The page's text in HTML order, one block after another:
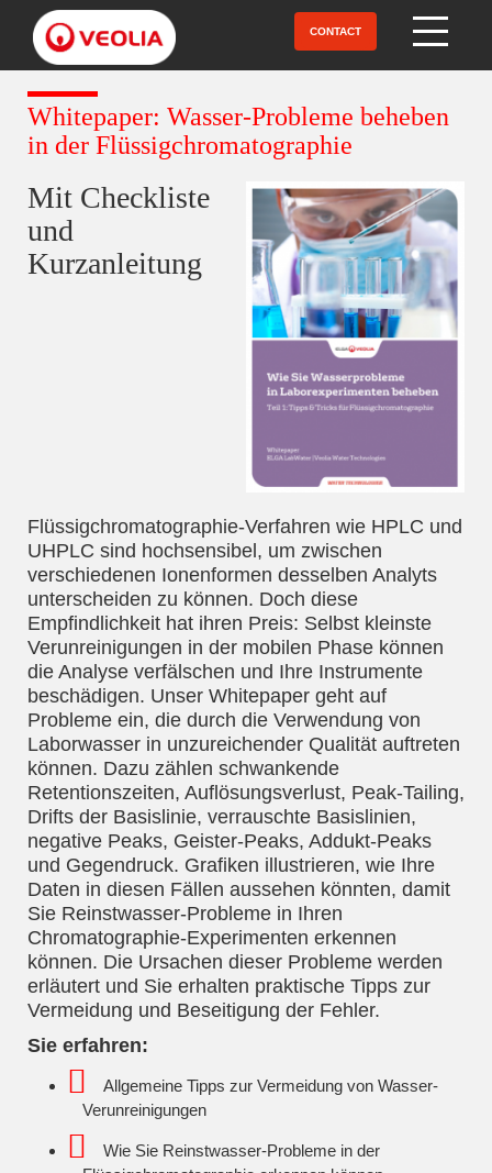
contenu
principal
CONTACT
Whitepaper: Wasser-Probleme beheben
in der Flüssigchromatographie
Mit Checkliste
und
Kurzanleitung
Flüssigchromatographie-Verfahren wie HPLC und
UHPLC sind hochsensibel, um zwischen
verschiedenen Ionenformen desselben Analyts
unterscheiden zu können. Doch diese
Empfindlichkeit hat ihren Preis: Selbst kleinste
Verunreinigungen in der mobilen Phase können
die Analyse verfälschen und Ihre Instrumente
beschädigen. Unser Whitepaper geht auf
Probleme ein, die durch die Verwendung von
Laborwasser in unzureichender Qualität auftreten
können. Dazu zählen schwankende
Retentionszeiten, Auflösungsverlust, Peak-Tailing,
Drifts der Basislinie, verrauschte Basislinien,
negative Peaks, Geister-Peaks, Addukt-Peaks
und Gegendruck. Grafiken illustrieren, wie Ihre
Daten in diesen Fällen aussehen könnten, damit
Sie Reinstwasser-Probleme in Ihren
Chromatographie-Experimenten erkennen
können. Die Ursachen dieser Probleme werden
erläutert und Sie erhalten praktische Tipps zur
Vermeidung und Beseitigung der Fehler.
Sie erfahren:
Allgemeine Tipps zur Vermeidung von Wasser-
Verunreinigungen
Wie Sie Reinstwasser-Probleme in der